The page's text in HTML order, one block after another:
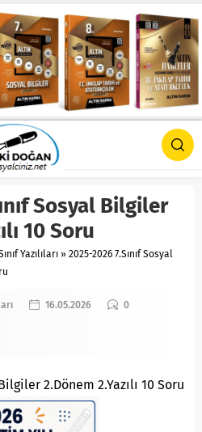
Sosyal Bilgiler
10 Soru
Yazılıları » 2025-2026 7.Sınıf Sosyal
16.05.2026 0
2.Dönem 2.Yazılı 10 Soru